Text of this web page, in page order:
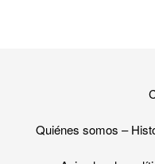
Quiénes somos –